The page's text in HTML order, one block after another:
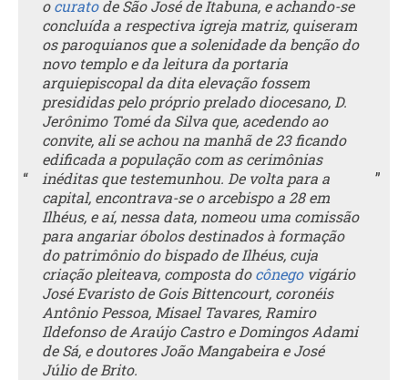
“
ocuratode São José de Itabuna, e achando-se
concluída a respectiva igreja matriz, quiseram
os paroquianos que a solenidade da benção do
novo templo e da leitura da portaria
arquiepiscopal da dita elevação fossem
presididas pelo próprio prelado diocesano, D.
Jerônimo Tomé da Silva que, acedendo ao
convite, ali se achou na manhã de 23 ficando
edificada a população com as cerimônias
inéditas que testemunhou. De volta para a
capital, encontrava-se o arcebispo a 28 em
Ilhéus, e aí, nessa data, nomeou uma comissão
para angariar óbolos destinados à formação
do patrimônio do bispado de Ilhéus, cuja
criação pleiteava, composta docônegovigário
José Evaristo de Gois Bittencourt, coronéis
Antônio Pessoa, Misael Tavares, Ramiro
Ildefonso de Araújo Castro e Domingos Adami
de Sá, e doutores João Mangabeira e José
Júlio de Brito.
”